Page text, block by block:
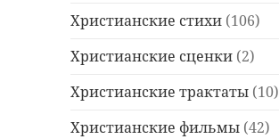
Христианские стихи (106)
Христианские сценки (2)
Христианские трактаты (10)
Христианские фильмы (42)